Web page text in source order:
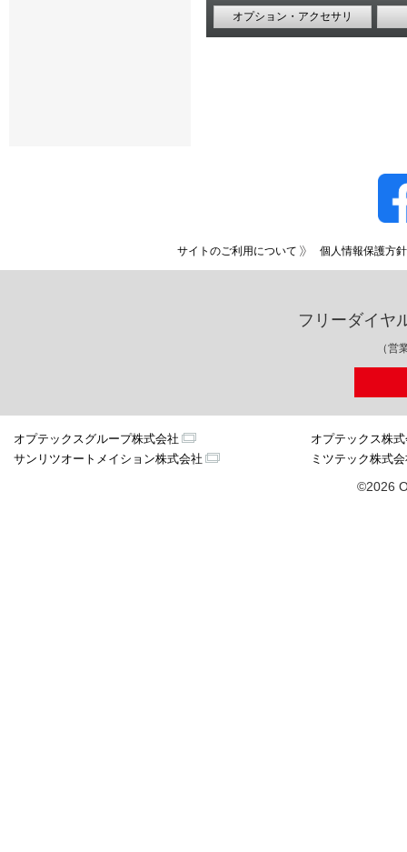
オプション・アクセサリ
サイトのご利用について 個人情報保護方針
フリーダイヤ
（営
オプテックスグループ株式会社
オプテックス株
サンリツオートメイション株式会社
ミツテック株式
©2026